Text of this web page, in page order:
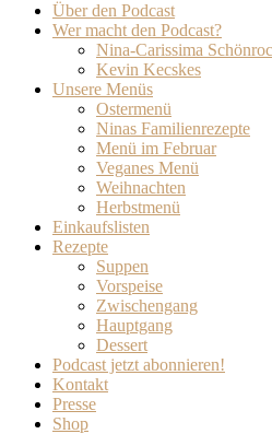
Über den Podcast
Wer macht den Podcast?
Nina-Carissima
Kevin Kecskes
Unsere Menüs
Ostermenü
Ninas Familienrezepte
Menü im Februar
Veganes Menü
Weihnachten
Herbstmenü
Einkaufslisten
Rezepte
Suppen
Vorspeise
Zwischengang
Hauptgang
Dessert
Podcast jetzt abonnieren!
Kontakt
Presse
Shop